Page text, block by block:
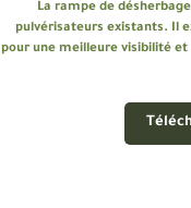
La rampe de
pulvérisateurs existants. Il
pour une meilleure visibilité